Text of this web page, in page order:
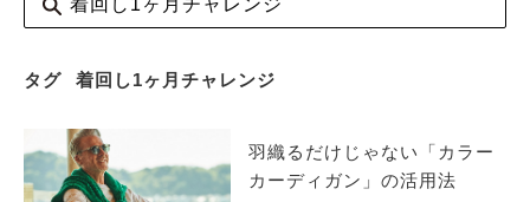
タグ 着回し1ヶ月チャレンジ
羽織るだけじゃない「カラー
カーディガン」の活用法
CAR&BIKE
LIFESTYLE
COLUMN
MAGAZINE